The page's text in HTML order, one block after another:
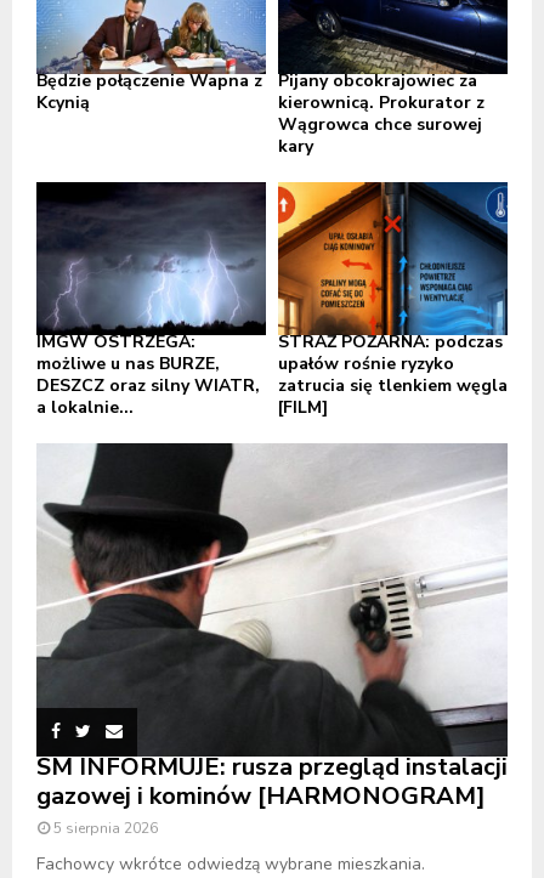
Będzie połączenie Wapna z
Kcynią
Pijany obcokrajowiec za
kierownicą. Prokurator z
Wągrowca chce surowej
kary
IMGW OSTRZEGA:
możliwe u nas BURZE,
DESZCZ oraz silny WIATR,
a lokalnie...
STRAŻ POŻARNA: podczas
upałów rośnie ryzyko
zatrucia się tlenkiem węgla
[FILM]
SM INFORMUJE: rusza przegląd instalacji
gazowej i kominów [HARMONOGRAM]
5 sierpnia 2026
Fachowcy wkrótce odwiedzą wybrane mieszkania.